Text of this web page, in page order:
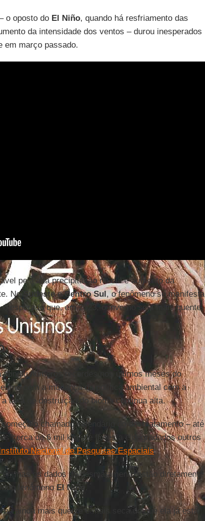
o oposto do El Niño, quando há resfriamento das
da intensidade dos ventos – durou inesperados
em março passado.
pela alta precipitação no sul e aumento da
NoSudesteeCentro Sul, o fenômeno se manifesta
esperado que, em 2023, o inverno seja mais quente
atingiu números recordes nos últimos meses do
com a mudança da política ambiental com a
taxa de destruição do bioma continua alta.
o chamado calendário do desmatamento – até
cerca de 6 mil km² de floresta e degradados outros
Nacional de Pesquisas Espaciais.
mas os dados do desmatamento estão diretamente
do fenômenoEl Niño
ainda mais quente e mais seca do que ela já está